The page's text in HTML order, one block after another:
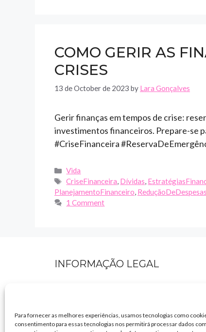
Para fornecer as melhores experiências, usamos tecnologias como
consentimento para essas tecnologias nos permitirá processar dados
COMO GERIR AS
CRISES
13 de October de 2023 by Lara Gonçalves
Gerir finanças em tempos de crise:
investimentos financeiros. Prepare-se
#CriseFinanceira
Categories
Vida
Tags
CriseFinanceira, Dívidas,
PlanejamentoFinanceiro, ReduçãoDeDespesas
1 Comment
INFORMAÇÃO LEGAL